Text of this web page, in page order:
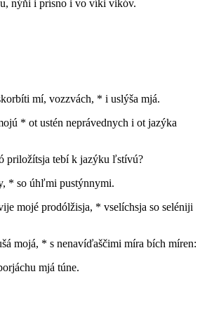
nýňi i prísno i vo víki vikóv.
mí, vozzvách, * i uslýša mjá.
* ot ustén neprávednych i ot jazýka
priložítsja tebí k jazýku ľstívú?
* so úhľmi pustýnnymi.
mojé prodólžisja, * vselíchsja so seléniji
mojá, * s nenavíďaščimi míra bích míren:
mjá túne.